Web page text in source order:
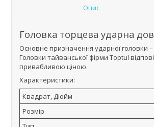
Опис
Головка торцева ударна
Основне призначення ударної головки
Головки тайванської фірми Toptul
привабливою ціною.
Характеристики:
Квадрат, Дюйм
Розмір